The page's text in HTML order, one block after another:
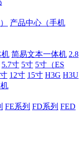
产品中心（手机
机 简易文本一体机 2.8
5.7寸 5寸 5寸（ES
12寸 15寸 H3G H3U
FE系列 FD系列 FED